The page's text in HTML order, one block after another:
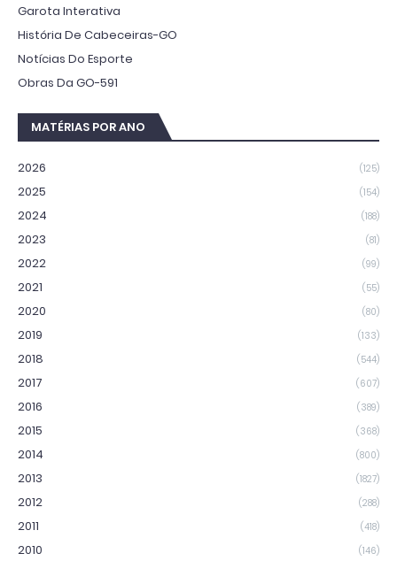
Garota Interativa
História De Cabeceiras-GO
Notícias Do Esporte
Obras Da GO-591
MATÉRIAS POR ANO
2026 (125)
2025 (154)
2024 (188)
2023 (81)
2022 (99)
2021 (55)
2020 (80)
2019 (133)
2018 (544)
2017 (607)
2016 (389)
2015 (368)
2014 (800)
2013 (1827)
2012 (288)
2011 (418)
2010 (146)